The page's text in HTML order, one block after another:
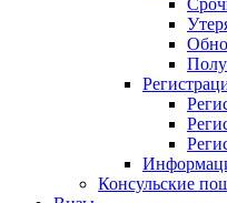
Консульские